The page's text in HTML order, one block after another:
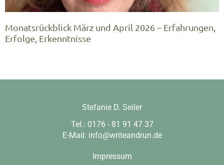
Monatsrückblick März und April 2026 – Erfahrungen,
Erfolge, Erkenntnisse
Stefanie D. Seiler
Tel.: 0176 - 81 91 47 37
E-Mail: info@writeandrun.de
Impressum